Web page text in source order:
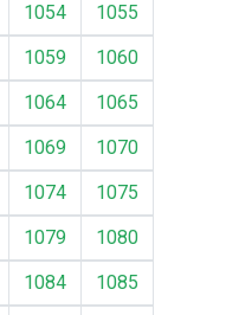
1054
1055
1059
1060
1064
1065
1069
1070
1074
1075
1079
1080
1084
1085